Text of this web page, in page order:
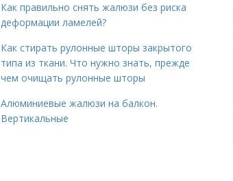
Как правильно снять жалюзи без риска
деформации ламелей?
Как стирать рулонные шторы закрытого
типа из ткани. Что нужно знать, прежде
чем очищать рулонные шторы
Алюминиевые жалюзи на балкон.
Вертикальные